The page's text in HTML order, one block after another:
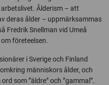
Ålderism – att
deras ålder – uppmärksammas
Fredrik Snellman vid Umeå
om företeelsen.
i Sverige och Finland
människors ålder, och
som ”äldre” och ”gammal”.